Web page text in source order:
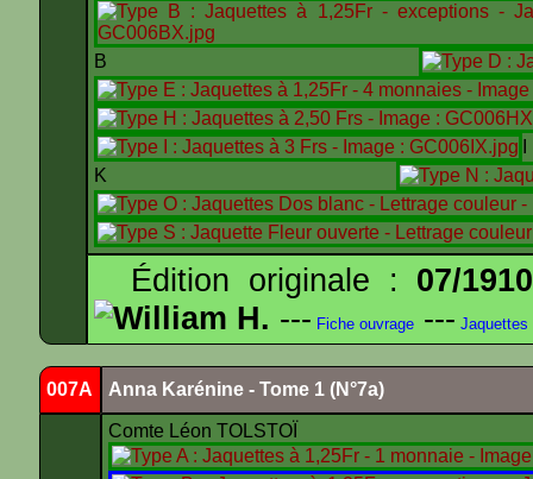
B
K
Édition originale : 07/1910
William H. --- Fiche ouvrage --- Jaquettes
007A Anna Karénine - Tome 1 (N°7a)
Comte Léon TOLSTOÏ